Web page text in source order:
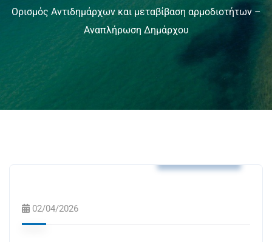
Ορισμός Αντιδημάρχων και μεταβίβαση αρμοδιοτήτων –
Αναπλήρωση Δημάρχου
02/04/2026